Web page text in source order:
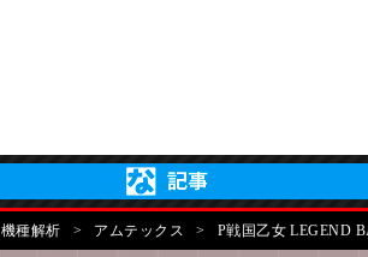
機種解析 > アムテックス > P戦国乙女 LEGEND